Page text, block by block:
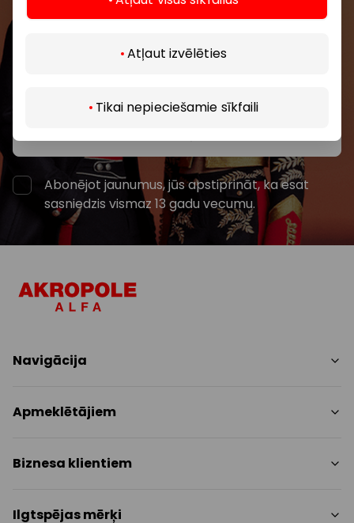
Atļaut izvēlēties
Tikai nepieciešamie sīkfaili
Rīga”.
Abonēt
Abonējot jaunumus, jūs apstiprināt, ka esat
sasniedzis vismaz 13 gadu vecumu.
Navigācija
Pakalpojumi
Restorāni
Apmeklētājiem
Dzīvniekiem draudzīgs
Biznesa klientiem
Ilgtspējas mērķi